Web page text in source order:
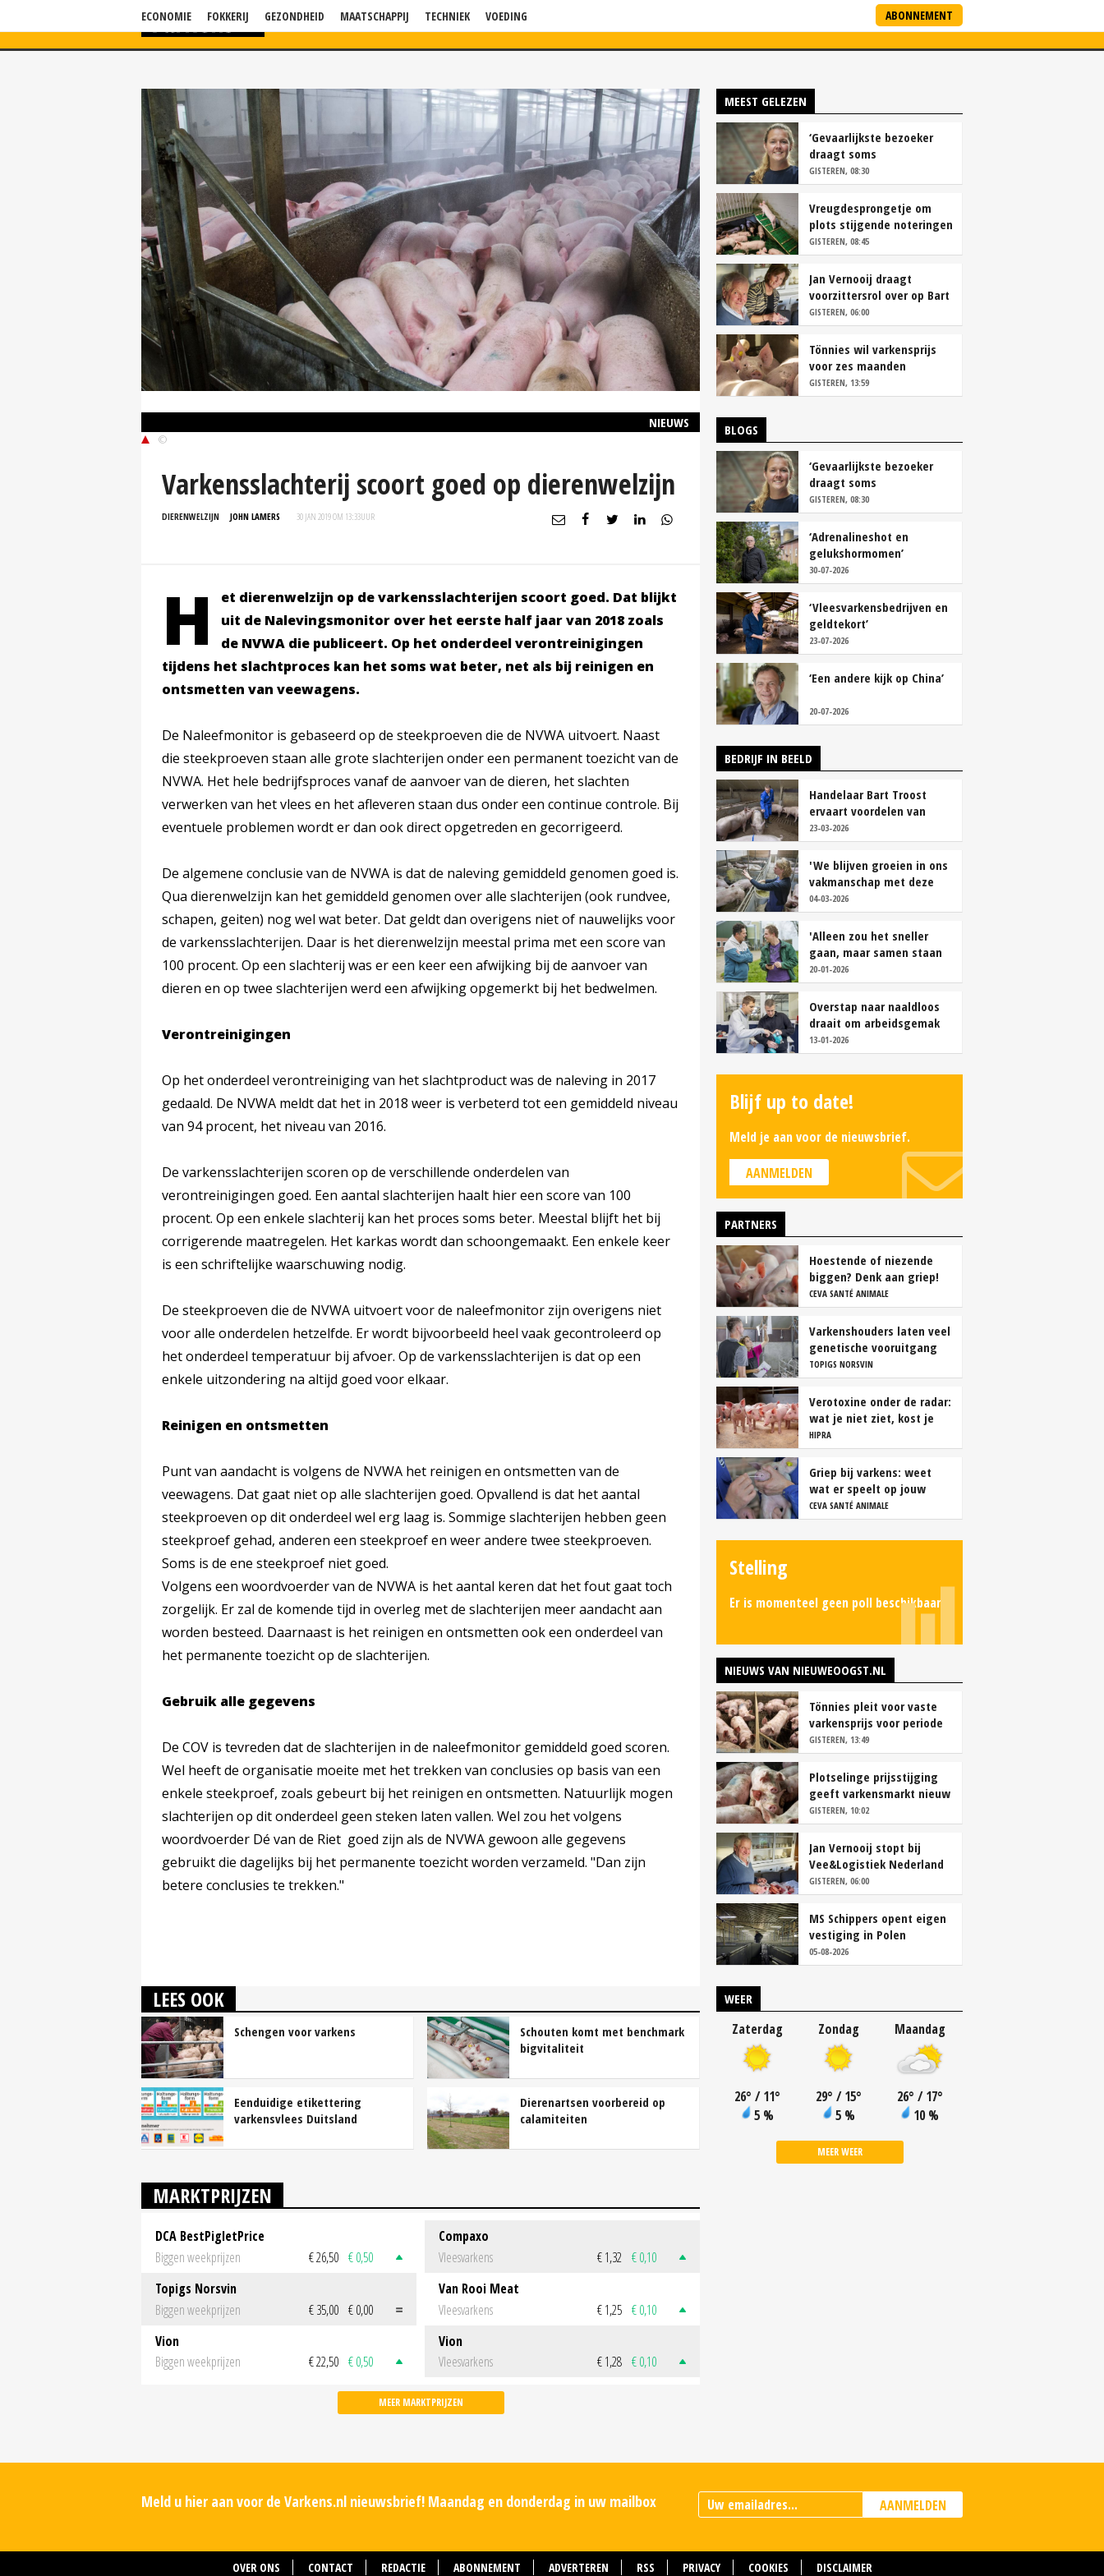
ECONOMIE FOKKERIJ GEZONDHEID MAATSCHAPPIJ TECHNIEK VOEDING ABONNEMENT
HOME NIEUWS VERDIEPING BLOG
NIEUWS
©
Varkensslachterij scoort goed op dierenwelzijn
DIERENWELZIJN JOHN LAMERS 30 JAN 2019 OM 13:33UUR
H
et dierenwelzijn op de varkensslachterijen scoort goed. Dat blijkt
uit de Nalevingsmonitor over het eerste half jaar van 2018 zoals
de NVWA die publiceert. Op het onderdeel verontreinigingen
tijdens het slachtproces kan het soms wat beter, net als bij reinigen en
ontsmetten van veewagens.
De Naleefmonitor is gebaseerd op de steekproeven die de NVWA uitvoert. Naast
die steekproeven staan alle grote slachterijen onder een permanent toezicht van de
NVWA. Het hele bedrijfsproces vanaf de aanvoer van de dieren, het slachten
verwerken van het vlees en het afleveren staan dus onder een continue controle. Bij
eventuele problemen wordt er dan ook direct opgetreden en gecorrigeerd.
De algemene conclusie van de NVWA is dat de naleving gemiddeld genomen goed is.
Qua dierenwelzijn kan het gemiddeld genomen over alle slachterijen (ook rundvee,
schapen, geiten) nog wel wat beter. Dat geldt dan overigens niet of nauwelijks voor
de varkensslachterijen. Daar is het dierenwelzijn meestal prima met een score van
100 procent. Op een slachterij was er een keer een afwijking bij de aanvoer van
dieren en op twee slachterijen werd een afwijking opgemerkt bij het bedwelmen.
Verontreinigingen
Op het onderdeel verontreiniging van het slachtproduct was de naleving in 2017
gedaald. De NVWA meldt dat het in 2018 weer is verbeterd tot een gemiddeld niveau
van 94 procent, het niveau van 2016.
De varkensslachterijen scoren op de verschillende onderdelen van
verontreinigingen goed. Een aantal slachterijen haalt hier een score van 100
procent. Op een enkele slachterij kan het proces soms beter. Meestal blijft het bij
corrigerende maatregelen. Het karkas wordt dan schoongemaakt. Een enkele keer
is een schriftelijke waarschuwing nodig.
De steekproeven die de NVWA uitvoert voor de naleefmonitor zijn overigens niet
voor alle onderdelen hetzelfde. Er wordt bijvoorbeeld heel vaak gecontroleerd op
het onderdeel temperatuur bij afvoer. Op de varkensslachterijen is dat op een
enkele uitzondering na altijd goed voor elkaar.
Reinigen en ontsmetten
Punt van aandacht is volgens de NVWA het reinigen en ontsmetten van de
veewagens. Dat gaat niet op alle slachterijen goed. Opvallend is dat het aantal
steekproeven op dit onderdeel wel erg laag is. Sommige slachterijen hebben geen
steekproef gehad, anderen een steekproef en weer andere twee steekproeven.
Soms is de ene steekproef niet goed.
Volgens een woordvoerder van de NVWA is het aantal keren dat het fout gaat toch
zorgelijk. Er zal de komende tijd in overleg met de slachterijen meer aandacht aan
worden besteed. Daarnaast is het reinigen en ontsmetten ook een onderdeel van
het permanente toezicht op de slachterijen.
Gebruik alle gegevens
De COV is tevreden dat de slachterijen in de naleefmonitor gemiddeld goed scoren.
Wel heeft de organisatie moeite met het trekken van conclusies op basis van een
enkele steekproef, zoals gebeurt bij het reinigen en ontsmetten. Natuurlijk mogen
slachterijen op dit onderdeel geen steken laten vallen. Wel zou het volgens
woordvoerder Dé van de Riet goed zijn als de NVWA gewoon alle gegevens
gebruikt die dagelijks bij het permanente toezicht worden verzameld. "Dan zijn
betere conclusies te trekken."
LEES OOK
Schengen voor varkens
Schouten komt met benchmark
bigvitaliteit
Eenduidige etikettering
varkensvlees Duitsland
Dierenartsen voorbereid op
calamiteiten
MARKTPRIJZEN
DCA BestPigletPrice
Biggen weekprijzen
€ 26,50 € 0,50
Topigs Norsvin
Biggen weekprijzen
€ 35,00 € 0,00
Vion
Biggen weekprijzen
€ 22,50 € 0,50
Compaxo
Vleesvarkens
€ 1,32 € 0,10
Van Rooi Meat
Vleesvarkens
€ 1,25 € 0,10
Vion
Vleesvarkens
€ 1,28 € 0,10
MEER MARKTPRIJZEN
MEEST GELEZEN
‘Gevaarlijkste bezoeker
draagt soms
overschoenen’
GISTEREN, 08:30
Vreugdesprongetje om
plots stijgende noteringen
GISTEREN, 08:45
Jan Vernooij draagt
voorzittersrol over op Bart
Camps
GISTEREN, 06:00
Tönnies wil varkensprijs
voor zes maanden
vastleggen
GISTEREN, 13:59
BLOGS
‘Gevaarlijkste bezoeker
draagt soms
overschoenen’
GISTEREN, 08:30
‘Adrenalineshot en
gelukshormomen’
30-07-2026
‘Vleesvarkensbedrijven en
geldtekort’
23-07-2026
‘Een andere kijk op China’
20-07-2026
BEDRIJF IN BEELD
Handelaar Bart Troost
ervaart voordelen van
coöperatieve voerfusie
23-03-2026
'We blijven groeien in ons
vakmanschap met deze
teamaanpak'
04-03-2026
'Alleen zou het sneller
gaan, maar samen staan
we stukken sterker'
20-01-2026
Overstap naar naaldloos
draait om arbeidsgemak
en diervriendelijkheid
13-01-2026
Blijf up to date!
Meld je aan voor de nieuwsbrief.
AANMELDEN
PARTNERS
Hoestende of niezende
biggen? Denk aan griep!
CEVA SANTÉ ANIMALE
Varkenshouders laten veel
genetische vooruitgang
liggen
TOPIGS NORSVIN
Verotoxine onder de radar:
wat je niet ziet, kost je
wel geld
HIPRA
Griep bij varkens: weet
wat er speelt op jouw
bedrijf
CEVA SANTÉ ANIMALE
Stelling
Er is momenteel geen poll beschikbaar.
NIEUWS VAN NIEUWEOOGST.NL
Tönnies pleit voor vaste
varkensprijs voor periode
van zes maanden
GISTEREN, 13:49
Plotselinge prijsstijging
geeft varkensmarkt nieuw
perspectief
GISTEREN, 10:02
Jan Vernooij stopt bij
Vee&Logistiek Nederland
GISTEREN, 06:00
MS Schippers opent eigen
vestiging in Polen
05-08-2026
WEER
Zaterdag
26° / 11°
5 %
Zondag
29° / 15°
5 %
Maandag
26° / 17°
10 %
MEER WEER
Meld u hier aan voor de Varkens.nl nieuwsbrief! Maandag en donderdag in uw mailbox AANMELDEN
OVER ONS CONTACT REDACTIE ABONNEMENT ADVERTEREN RSS PRIVACY COOKIES DISCLAIMER